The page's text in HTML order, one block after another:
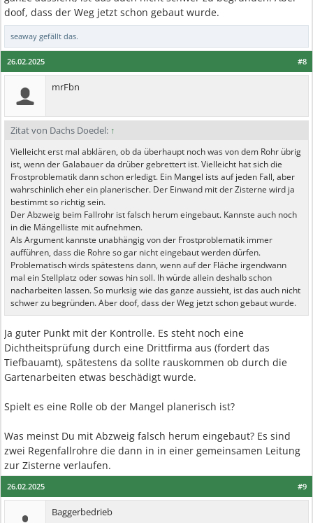
doof, dass der Weg jetzt schon gebaut wurde.
seaway gefällt das.
#8
26.02.2025
mrFbn
Zitat von Dachs Doedel: ↑
Vielleicht erst mal abklären, ob da überhaupt noch was von dem Rohr übrig
ist, wenn der Galabauer da drüber gebrettert ist. Vielleicht hat sich die
Frostproblematik dann schon erledigt. Ein Mangel ists auf jeden Fall, aber
wahrschinlich eher ein planerischer. Der Einwand mit der Zisterne wird ja
bestimmt so richtig sein.
Der Abzweig beim Fallrohr ist falsch herum eingebaut. Kannste auch noch
in die Mängelliste mit aufnehmen.
Als Argument kannste unabhängig von der Frostproblematik immer
aufführen, dass die Rohre so gar nicht eingebaut werden dürfen.
Problematisch wirds spätestens dann, wenn auf der Fläche irgendwann
mal ein Stellplatz oder sowas hin soll. Ih würde allein deshalb schon
nacharbeiten lassen. So murksig wie das ganze aussieht, ist das auch nicht
schwer zu begründen. Aber doof, dass der Weg jetzt schon gebaut wurde.
Ja guter Punkt mit der Kontrolle. Es steht noch eine
Dichtheitsprüfung durch eine Drittfirma aus (fordert das
Tiefbauamt), spätestens da sollte rauskommen ob durch die
Gartenarbeiten etwas beschädigt wurde.
Spielt es eine Rolle ob der Mangel planerisch ist?
Was meinst Du mit Abzweig falsch herum eingebaut? Es sind
zwei Regenfallrohre die dann in in einer gemeinsamen Leitung
zur Zisterne verlaufen.
#9
26.02.2025
Baggerbedrieb